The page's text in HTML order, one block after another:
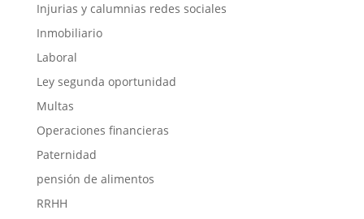
Injurias y calumnias redes sociales
Inmobiliario
Laboral
Ley segunda oportunidad
Multas
Operaciones financieras
Paternidad
pensión de alimentos
RRHH